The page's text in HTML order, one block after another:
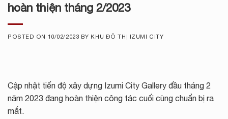
hoàn thiện tháng 2/2023
POSTED ON 10/02/2023 BY KHU ĐÔ THỊ IZUMI CITY
Cập nhật tiến độ xây dựng Izumi City Gallery đầu tháng 2
năm 2023 đang hoàn thiện công tác cuối cùng chuẩn bị ra
mắt.